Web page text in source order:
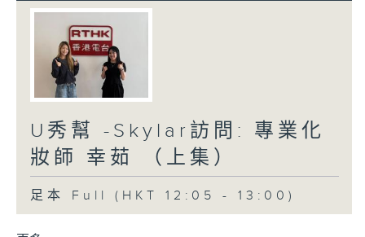
U秀幫 -Skylar訪問: 專業化
妝師 幸茹 （上集）
足本 Full (HKT 12:05 - 13:00)